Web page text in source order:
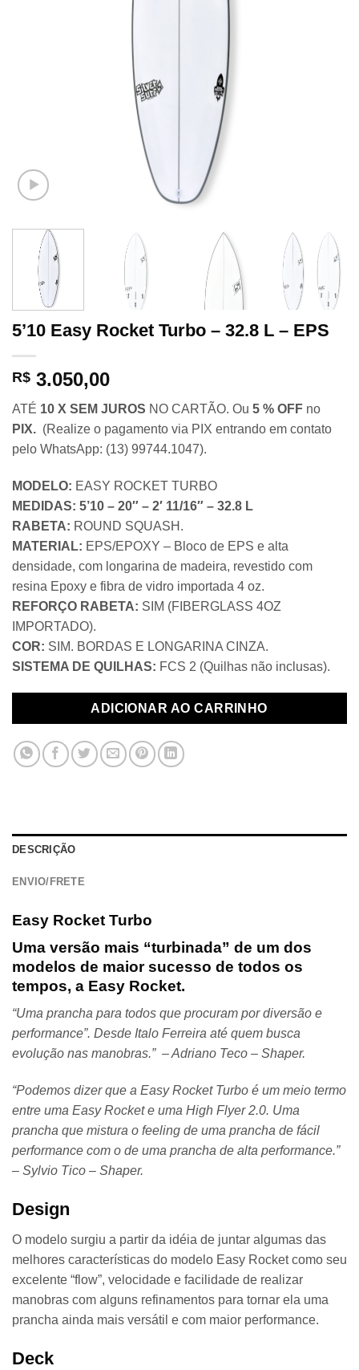
5’10 Easy Rocket Turbo – 32.8 L – EPS
R$ 3.050,00
ATÉ 10 X SEM JUROS NO CARTÃO. Ou 5 % OFF no
PIX. (Realize o pagamento via PIX entrando em contato
pelo WhatsApp: (13) 99744.1047).
MODELO: EASY ROCKET TURBO
MEDIDAS: 5’10 – 20″ – 2′ 11/16″ – 32.8 L
RABETA: ROUND SQUASH.
MATERIAL: EPS/EPOXY – Bloco de EPS e alta
densidade, com longarina de madeira, revestido com
resina Epoxy e fibra de vidro importada 4 oz.
REFORÇO RABETA: SIM (FIBERGLASS 4OZ
IMPORTADO).
COR: SIM. BORDAS E LONGARINA CINZA.
SISTEMA DE QUILHAS: FCS 2 (Quilhas não inclusas).
ADICIONAR AO CARRINHO
DESCRIÇÃO
ENVIO/FRETE
Easy Rocket Turbo
Uma versão mais “turbinada” de um dos
modelos de maior sucesso de todos os
tempos, a Easy Rocket.
“Uma prancha para todos que procuram por diversão e
performance”. Desde Italo Ferreira até quem busca
evolução nas manobras.” – Adriano Teco – Shaper.
“Podemos dizer que a Easy Rocket Turbo é um meio termo
entre uma Easy Rocket e uma High Flyer 2.0. Uma
prancha que mistura o feeling de uma prancha de fácil
performance com o de uma prancha de alta performance.”
– Sylvio Tico – Shaper.
Design
O modelo surgiu a partir da idéia de juntar algumas das
melhores características do modelo Easy Rocket como seu
excelente “flow”, velocidade e facilidade de realizar
manobras com alguns refinamentos para tornar ela uma
prancha ainda mais versátil e com maior performance.
Deck